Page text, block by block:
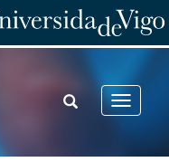
Toggle
TOGGLE
SEARCH